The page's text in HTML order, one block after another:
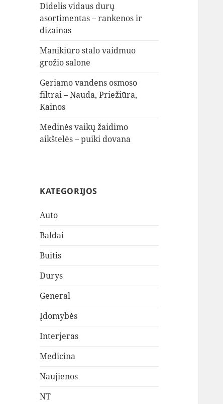
Didelis vidaus durų
asortimentas – rankenos ir
dizainas
Manikiūro stalo vaidmuo
grožio salone
Geriamo vandens osmoso
filtrai – Nauda, Priežiūra,
Kainos
Medinės vaikų žaidimo
aikštelės – puiki dovana
KATEGORIJOS
Auto
Baldai
Buitis
Durys
General
Įdomybės
Interjeras
Medicina
Naujienos
NT